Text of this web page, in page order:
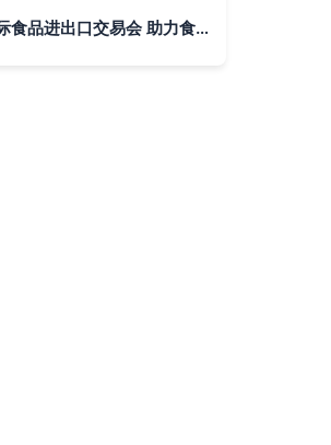
2012中国（广州）国际食品进出口交易会 助力食品贸易全球化发展